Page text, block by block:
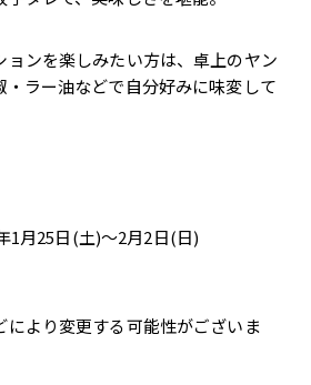
ョンを楽しみたい方は、卓上のヤン
・ラー油などで自分好みに味変して
月25日(土)～2月2日(日)
より変更する可能性がございま